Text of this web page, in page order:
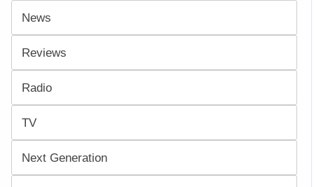
News
Reviews
Radio
TV
Next Generation